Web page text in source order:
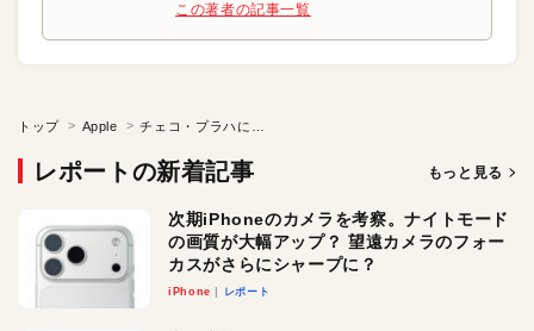
この著者の記事一覧
トップ Apple
レポートの新着記事 もっと見る
次期iPhoneのカメラを考察。ナイトモード
の画質が大幅アップ？ 望遠カメラのフォー
カスがさらにシャープに？
iPhone レポート